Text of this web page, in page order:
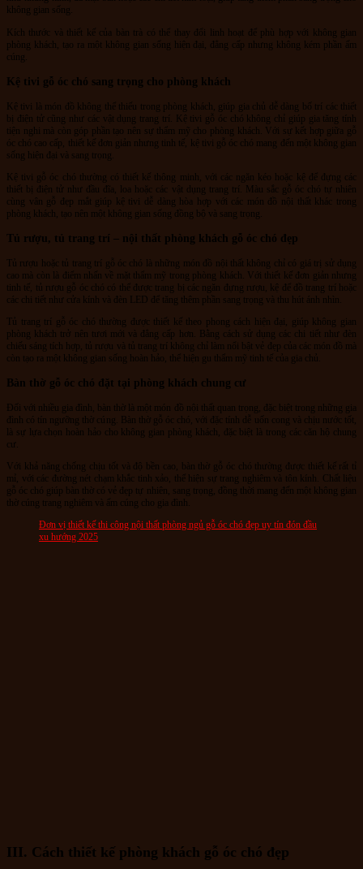
không gian sống.
Kích thước và thiết kế của bàn trà có thể thay đổi linh hoạt để phù hợp với không gian
phòng khách, tạo ra một không gian sống hiện đại, đẳng cấp nhưng không kém phần ấm
cúng.
Kệ tivi gỗ óc chó sang trọng cho phòng khách
Kệ tivi là món đồ không thể thiếu trong phòng khách, giúp gia chủ dễ dàng bố trí các thiết
bị điện tử cũng như các vật dụng trang trí. Kệ tivi gỗ óc chó không chỉ giúp gia tăng tính
tiện nghi mà còn góp phần tạo nên sự thẩm mỹ cho phòng khách. Với sự kết hợp giữa gỗ
óc chó cao cấp, thiết kế đơn giản nhưng tinh tế, kệ tivi gỗ óc chó mang đến một không gian
sống hiện đại và sang trọng.
Kệ tivi gỗ óc chó thường có thiết kế thông minh, với các ngăn kéo hoặc kệ để đựng các
thiết bị điện tử như đầu đĩa, loa hoặc các vật dụng trang trí. Màu sắc gỗ óc chó tự nhiên
cùng vân gỗ đẹp mắt giúp kệ tivi dễ dàng hòa hợp với các món đồ nội thất khác trong
phòng khách, tạo nên một không gian sống đồng bộ và sang trọng.
Tủ rượu, tủ trang trí – nội thất phòng khách gỗ óc chó đẹp
Tủ rượu hoặc tủ trang trí gỗ óc chó là những món đồ nội thất không chỉ có giá trị sử dụng
cao mà còn là điểm nhấn về mặt thẩm mỹ trong phòng khách. Với thiết kế đơn giản nhưng
tinh tế, tủ rượu gỗ óc chó có thể được trang bị các ngăn đựng rượu, kệ để đồ trang trí hoặc
các chi tiết như cửa kính và đèn LED để tăng thêm phần sang trọng và thu hút ánh nhìn.
Tủ trang trí gỗ óc chó thường được thiết kế theo phong cách hiện đại, giúp không gian
phòng khách trở nên tươi mới và đẳng cấp hơn. Bằng cách sử dụng các chi tiết như đèn
chiếu sáng tích hợp, tủ rượu và tủ trang trí không chỉ làm nổi bật vẻ đẹp của các món đồ mà
còn tạo ra một không gian sống hoàn hảo, thể hiện gu thẩm mỹ tinh tế của gia chủ.
Bàn thờ gỗ óc chó đặt tại phòng khách chung cư
Đối với nhiều gia đình, bàn thờ là một món đồ nội thất quan trọng, đặc biệt trong những gia
đình có tín ngưỡng thờ cúng. Bàn thờ gỗ óc chó, với đặc tính dễ uốn cong và chịu nước tốt,
là sự lựa chọn hoàn hảo cho không gian phòng khách, đặc biệt là trong các căn hộ chung
cư.
Với khả năng chống chịu tốt và độ bền cao, bàn thờ gỗ óc chó thường được thiết kế rất tỉ
mỉ, với các đường nét chạm khắc tinh xảo, thể hiện sự trang nghiêm và tôn kính. Chất liệu
gỗ óc chó giúp bàn thờ có vẻ đẹp tự nhiên, sang trọng, đồng thời mang đến một không gian
thờ cúng trang nghiêm và ấm cúng cho gia đình.
Đơn vị thiết kế thi công nội thất phòng ngủ gỗ óc chó đẹp uy tín đón đầu
xu hướng 2025
III. Cách thiết kế phòng khách gỗ óc chó đẹp